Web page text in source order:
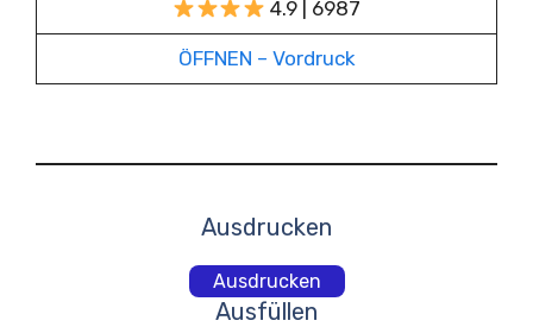
4.9 | 6987
ÖFFNEN – Vordruck
Ausdrucken
Ausdrucken
Ausfüllen